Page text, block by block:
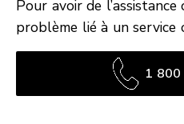
Pour avoir de
problème lié à un service
1